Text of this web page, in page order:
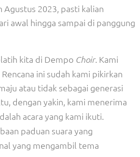
2023, pasti kalian
awal hingga sampai di panggung
kita di Dempo Choir. Kami
ini sudah kami pikirkan
atau tidak sebagai generasi
dengan yakin, kami menerima
acara yang kami ikuti.
paduan suara yang
yang mengambil tema